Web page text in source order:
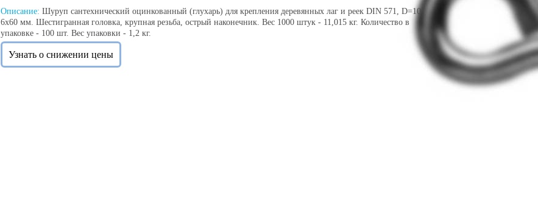
Описание: Шуруп сантехнический оцинкованный (глухарь) для крепления деревянных лаг и реек DIN 571, D=10
6х60 мм. Шестигранная головка, крупная резьба, острый наконечник. Вес 1000 штук - 11,015 кг. Количество в
упаковке - 100 шт. Вес упаковки - 1,2 кг.
Узнать о снижении цены